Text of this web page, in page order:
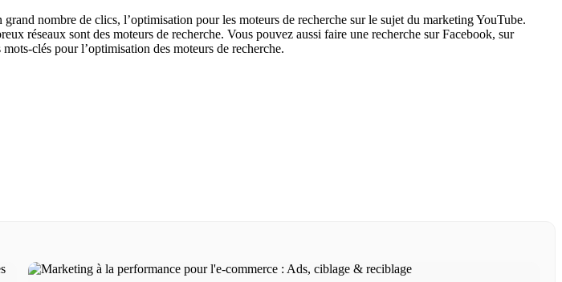
nombre de clics, l’optimisation pour les moteurs de recherche sur le sujet du marketing YouTube.
réseaux sont des moteurs de recherche. Vous pouvez aussi faire une recherche sur Facebook, sur
clés pour l’optimisation des moteurs de recherche.